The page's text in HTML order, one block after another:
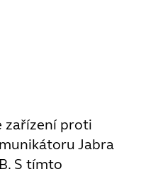
zařízení proti
Jabra
S tímto